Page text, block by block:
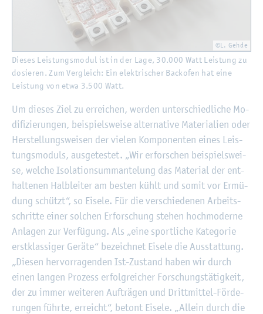
©L. Gehde
Die­ses Leis­tungs­mo­dul ist in der Lage, 30.000 Watt Leis­tung zu
do­sie­ren. Zum Ver­gleich: Ein elek­tri­scher Back­ofen hat eine
Leis­tung von etwa 3.500 Watt.
Um die­ses Ziel zu er­rei­chen, wer­den un­ter­schied­li­che Mo­
di­fi­zie­run­gen, bei­spiels­wei­se al­ter­na­ti­ve Ma­te­ria­li­en oder
Her­stel­lungs­wei­sen der vie­len Kom­po­nen­ten eines Leis­
tungs­mo­duls, aus­ge­tes­tet. „Wir er­for­schen bei­spiels­wei­
se, wel­che Iso­la­ti­ons­um­man­te­lung das Ma­te­ri­al der ent­
hal­te­nen Halb­lei­ter am bes­ten kühlt und somit vor Er­mü­
dung schützt“, so Ei­se­le. Für die ver­schie­de­nen Ar­beits­
schrit­te einer sol­chen Er­for­schung ste­hen hoch­mo­der­ne
An­la­gen zur Ver­fü­gung. Als „eine sport­li­che Ka­te­go­rie
erst­klas­si­ger Ge­rä­te“ be­zeich­net Ei­se­le die Aus­stat­tung.
„Die­sen her­vor­ra­gen­den Ist-Zu­stand haben wir durch
einen lan­gen Pro­zess er­folg­rei­cher For­schungs­tä­tig­keit,
der zu immer wei­te­ren Auf­trä­gen und Dritt­mit­tel-För­de­
run­gen führ­te, er­reicht“, be­tont Ei­se­le. „Al­lein durch die